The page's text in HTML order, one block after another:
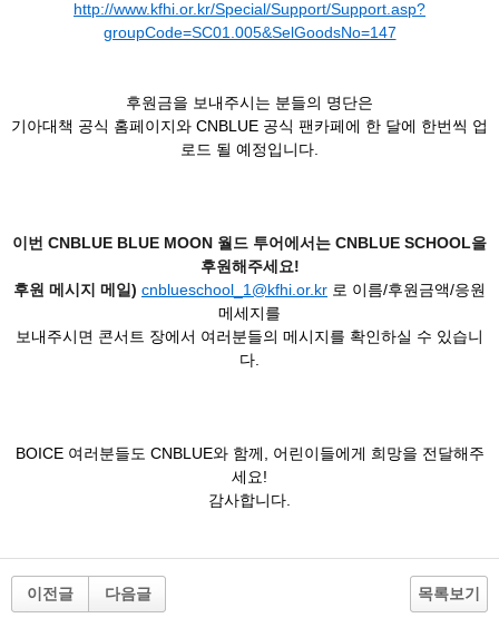
http://www.kfhi.or.kr/Special/Support/Support.asp?
groupCode=SC01.005&SelGoodsNo=147
후원금을 보내주시는 분들의 명단은
기아대책 공식 홈페이지와 CNBLUE 공식 팬카페에 한 달에 한번씩 업
로드 될 예정입니다.
이번 CNBLUE BLUE MOON 월드 투어에서는 CNBLUE SCHOOL을
후원해주세요!
후원 메시지 메일) cnblueschool_1@kfhi.or.kr 로 이름/후원금액/응원
메세지를
보내주시면 콘서트 장에서 여러분들의 메시지를 확인하실 수 있습니
다.
BOICE 여러분들도 CNBLUE와 함께, 어린이들에게 희망을 전달해주
세요!
감사합니다.
이전글 다음글 목록보기